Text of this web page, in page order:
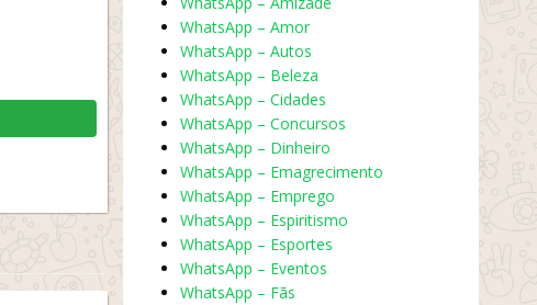
WhatsApp – Amor
WhatsApp – Autos
WhatsApp – Beleza
WhatsApp – Cidades
WhatsApp – Concursos
WhatsApp – Dinheiro
WhatsApp – Emagrecimento
WhatsApp – Emprego
WhatsApp – Espiritismo
WhatsApp – Esportes
WhatsApp – Eventos
WhatsApp – Fãs